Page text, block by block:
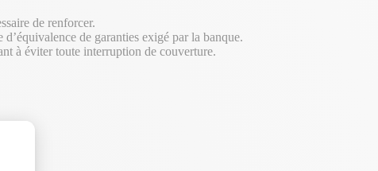
de renforcer.
de garanties exigé par la banque.
à éviter toute interruption de couverture.